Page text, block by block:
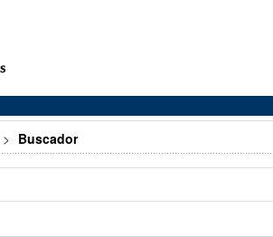
> Buscador